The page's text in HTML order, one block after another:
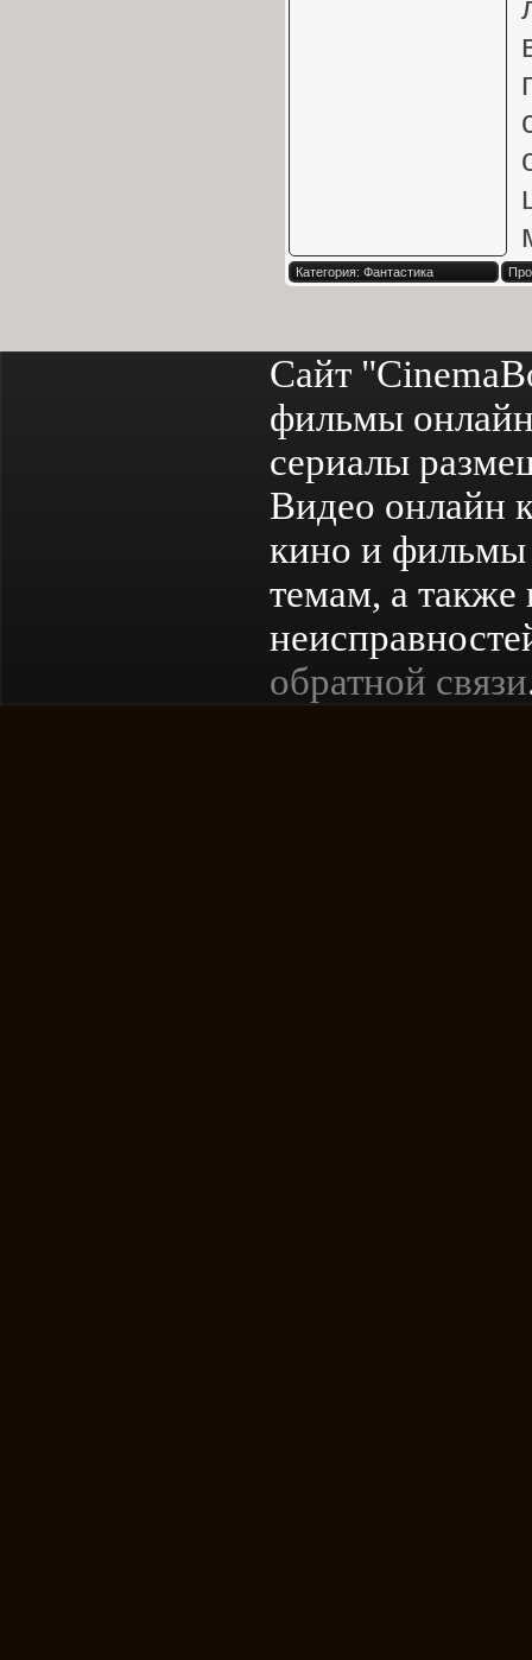
Категория: Фантастика
Сайт
фильмы
сериалы
Видео онлайн
кино и
темам, а
обратной связи